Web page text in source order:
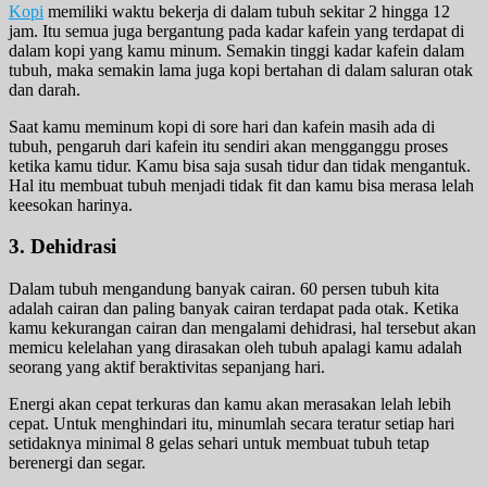
Kopi memiliki waktu bekerja di dalam tubuh sekitar 2 hingga 12
jam. Itu semua juga bergantung pada kadar kafein yang terdapat di
dalam kopi yang kamu minum. Semakin tinggi kadar kafein dalam
tubuh, maka semakin lama juga kopi bertahan di dalam saluran otak
dan darah.
Saat kamu meminum kopi di sore hari dan kafein masih ada di
tubuh, pengaruh dari kafein itu sendiri akan mengganggu proses
ketika kamu tidur. Kamu bisa saja susah tidur dan tidak mengantuk.
Hal itu membuat tubuh menjadi tidak fit dan kamu bisa merasa lelah
keesokan harinya.
3. Dehidrasi
Dalam tubuh mengandung banyak cairan. 60 persen tubuh kita
adalah cairan dan paling banyak cairan terdapat pada otak. Ketika
kamu kekurangan cairan dan mengalami dehidrasi, hal tersebut akan
memicu kelelahan yang dirasakan oleh tubuh apalagi kamu adalah
seorang yang aktif beraktivitas sepanjang hari.
Energi akan cepat terkuras dan kamu akan merasakan lelah lebih
cepat. Untuk menghindari itu, minumlah secara teratur setiap hari
setidaknya minimal 8 gelas sehari untuk membuat tubuh tetap
berenergi dan segar.